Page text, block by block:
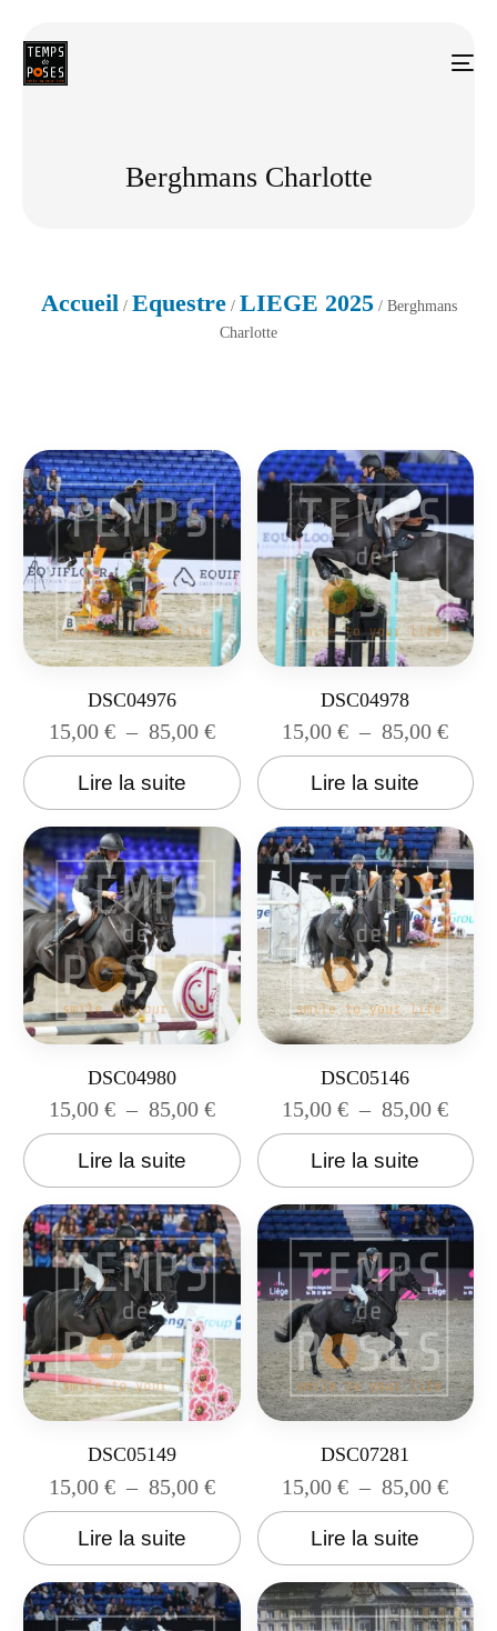
Berghmans Charlotte
Accueil / Equestre/ LIEGE 2025/ Berghmans
Charlotte
DSC04976
15,00 € – 85,00 €
Lire la suite
DSC04978
15,00€ – 85,00€
Lire la suite
DSC04980
15,00 € – 85,00 €
Lire la suite
DSC05146
15,00€ – 85,00€
Lire la suite
DSC05149
15,00 € – 85,00 €
Lire la suite
DSC07281
15,00€ – 85,00€
Lire la suite